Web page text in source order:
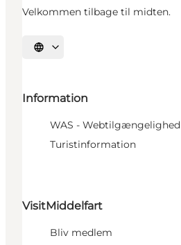
Velkommen tilbage til midten.
Vælg sprog
Information
WAS - Webtilgængelighed
Turistinformation
VisitMiddelfart
Bliv medlem